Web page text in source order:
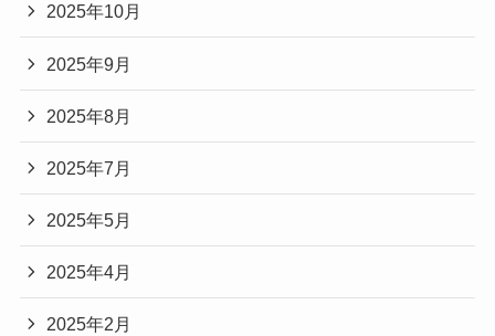
2025年10月
2025年9月
2025年8月
2025年7月
2025年5月
2025年4月
2025年2月